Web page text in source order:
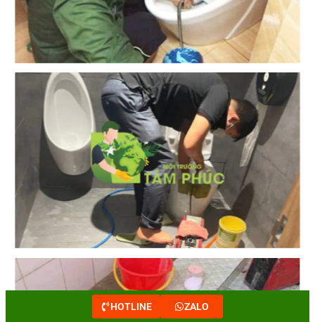
HOTLINE ZALO